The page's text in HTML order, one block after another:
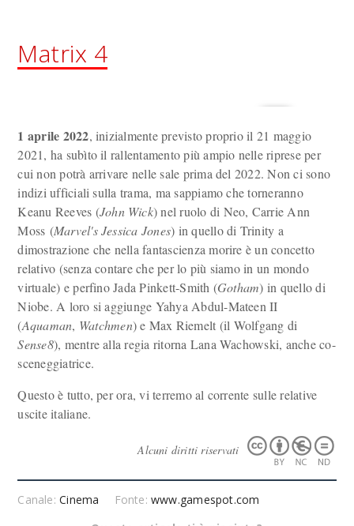
Matrix 4
1 aprile 2022, inizialmente previsto proprio il 21 maggio
2021, ha subìto il rallentamento più ampio nelle riprese per
cui non potrà arrivare nelle sale prima del 2022. Non ci sono
indizi ufficiali sulla trama, ma sappiamo che torneranno
Keanu Reeves (John Wick) nel ruolo di Neo, Carrie Ann
Moss (Marvel's Jessica Jones) in quello di Trinity a
dimostrazione che nella fantascienza morire è un concetto
relativo (senza contare che per lo più siamo in un mondo
virtuale) e perfino Jada Pinkett-Smith (Gotham) in quello di
Niobe. A loro si aggiunge Yahya Abdul-Mateen II
(Aquaman, Watchmen) e Max Riemelt (il Wolfgang di
Sense8), mentre alla regia ritorna Lana Wachowski, anche co-
sceneggiatrice.
Questo è tutto, per ora, vi terremo al corrente sulle relative
uscite italiane.
Alcuni diritti riservati
Canale:Cinema Fonte:www.gamespot.com